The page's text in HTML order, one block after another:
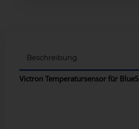
Beschreibung
Victron Temperatursensor für